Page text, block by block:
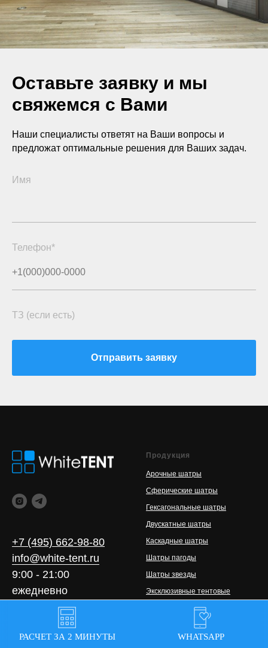
РАСЧЕТ ЗА 2 МИНУТЫ WHATSAPP
Оставьте заявку и мы
свяжемся с Вами
Наши специалисты ответят на Ваши вопросы и
предложат оптимальные решения для Ваших задач.
Имя
Телефон*
ТЗ (если есть)
Отправить заявку
+7 (495) 662-98-80
info@white-tent.ru
9:00 - 21:00
ежедневно
© 2014-2025 ООО
"СТРОИТЕЛЬНО-
Продукция
Арочные шатры
Сферические шатры
Гексагональные шатры
Двускатные шатры
Каскадные шатры
Шатры пагоды
Шатры звезды
Эксклюзивные тентовые
конструкции
Модульные конструкции
Шатры для ярмарок